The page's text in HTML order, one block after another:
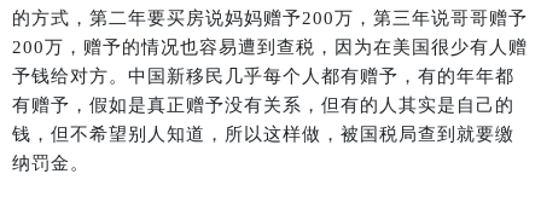
的方式，第二年要买房说妈妈赠予200万，第三年说哥哥赠予
200万，赠予的情况也容易遭到查税，因为在美国很少有人赠
予钱给对方。中国新移民几乎每个人都有赠予，有的年年都
有赠予，假如是真正赠予没有关系，但有的人其实是自己的
钱，但不希望别人知道，所以这样做，被国税局查到就要缴
纳罚金。